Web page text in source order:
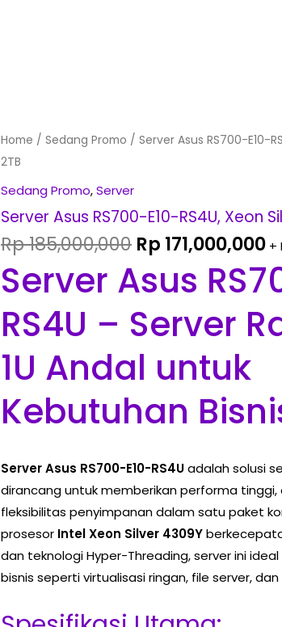
Home / Sedang Promo / Server Asus RS700-E10-
2TB
Sedang Promo,Server
Server Asus RS700-E10-RS4U, Xeon
Rp185,000,000
Original
Rp 185,000,000.
Rp 171,000,000 +
Server Asus
RS4U – Server
1U Andal untuk
Kebutuhan
Server Asus RS700-E10-RS4Uadalah solusi
dirancang untuk memberikan performa tinggi,
fleksibilitas penyimpanan dalam satu paket
prosesor Intel Xeon Silver 4309Y
dan teknologi Hyper-Threading, server ini
bisnis seperti virtualisasi ringan, file server,
Server
Asus
RS700-
RS4U,
Xeon
Silver
4309Y,
16GB,
2TB
quantity